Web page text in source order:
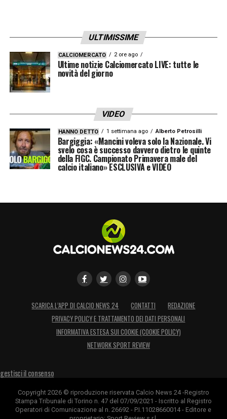
ULTIMISSIME
CALCIOMERCATO 2 ore ago
Ultime notizie Calciomercato LIVE: tutte le
novità del giorno
VIDEO
HANNO DETTO 1 settimana ago Alberto Petrosilli
Bargiggia: «Mancini voleva solo la Nazionale. Vi
svelo cosa è successo davvero dietro le quinte
della FIGC. Campionato Primavera male del
calcio italiano» ESCLUSIVA e VIDEO
SCARICA L’APP DI CALCIO NEWS 24 CONTATTI
REDAZIONE
PRIVACY POLICY E TRATTAMENTO DEI DATI PERSONALI
INFORMATIVA ESTESA SUI COOKIE (COOKIE POLICY)
NETWORK SPORT REVIEW
gestisci il consenso
Copyright 2026 © riproduzione riservata Calcio News 24 -Registro
Stampa Tribunale di Torino n. 47 del 07/09/2021 - Iscritto al Registro
Operatori di Comunicazione al n. 26692 - P.I.11028660014 - Editore e